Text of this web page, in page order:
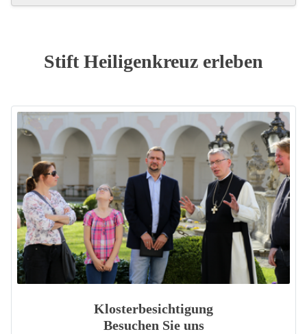
Stift Heiligenkreuz erleben
Klosterbesichtigung
Besuchen Sie uns